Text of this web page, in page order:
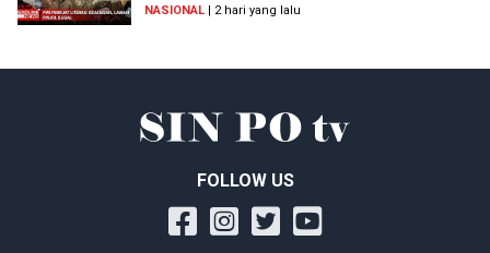
NASIONAL | 2 hari yang lalu
FOLLOW US